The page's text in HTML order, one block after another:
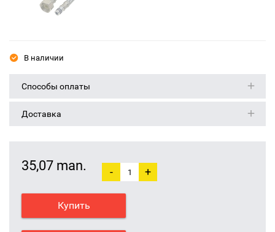
В наличии
Способы оплаты
Доставка
35,07 man. - +
Купить